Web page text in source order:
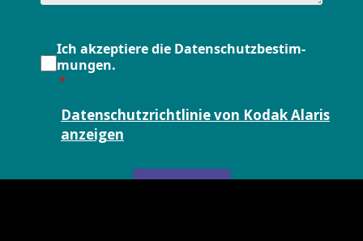
Ich ak­zep­tie­re die Da­ten­schutz­be­stim­
mun­gen.
Datenschutzrichtlinie von Kodak Alaris
anzeigen